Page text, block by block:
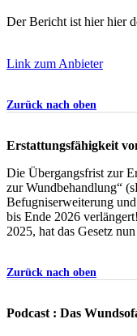
Der Bericht ist hier hier
Link zum Anbieter
Zurück nach oben
Erstattungsfähigkeit
Die Übergangsfrist zur
zur Wundbehandlung“
Befugniserweiterung
bis Ende 2026
2025, hat das Gesetz
Zurück nach oben
Podcast : Das